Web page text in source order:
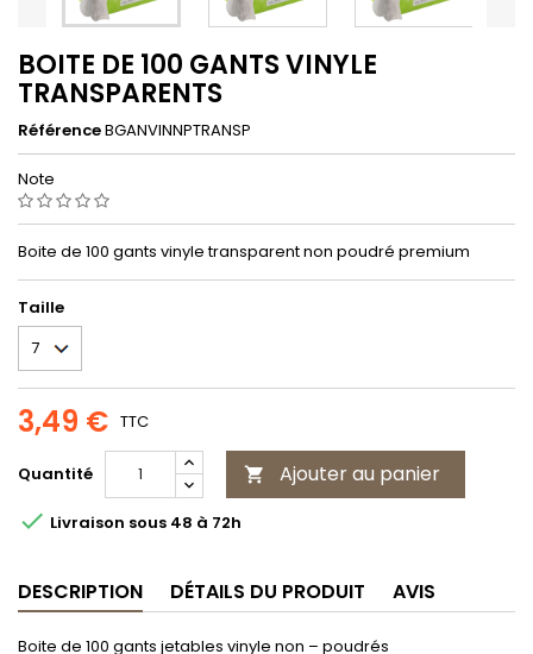
BOITE DE 100 GANTS VINYLE
TRANSPARENTS
RéférenceBGANVINNPTRANSP
Note
Boite de 100 gants vinyle transparent non poudré premium
Taille
3,49 € TTC
Quantité  Ajouter au panier
 Livraison sous 48 à 72h
DESCRIPTION DÉTAILS DU PRODUIT AVIS
Boite de 100 gants jetables vinyle non – poudrés